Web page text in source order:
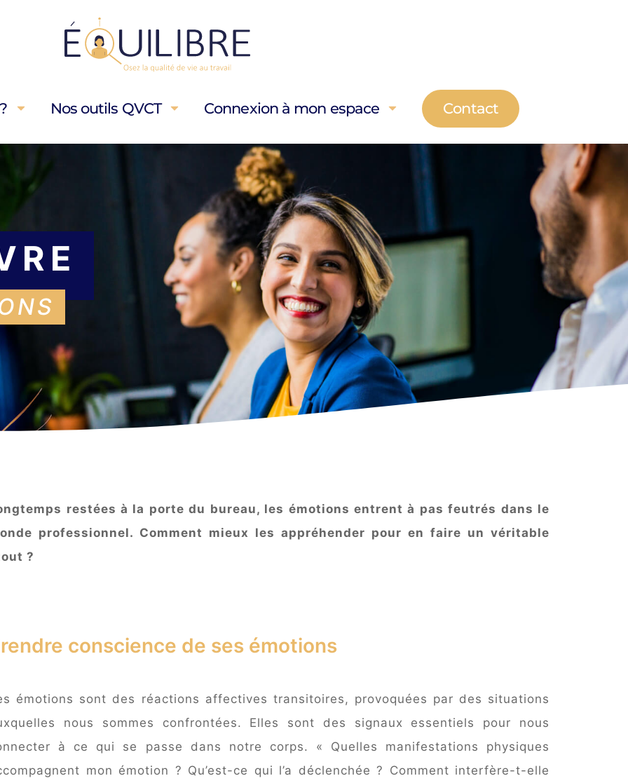
Nos outils QVCT Connexion à mon espace Contact
restées à la porte du bureau, les émotions entrent à pas feutrés dans le
professionnel. Comment mieux les appréhender pour en faire un véritable
?
conscience de ses émotions
émotions sont des réactions affectives transitoires, provoquées par des situations
nous sommes confrontées. Elles sont des signaux essentiels pour nous
à ce qui se passe dans notre corps. « Quelles manifestations physiques
mon émotion ? Qu’est-ce qui l’a déclenchée ? Comment interfère-t-elle